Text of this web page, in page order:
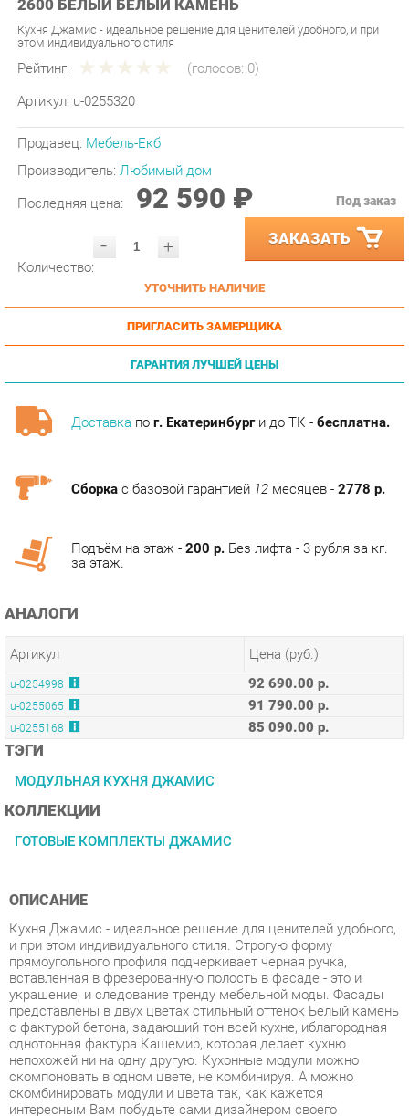
Кухня Джамис - идеальное решение для ценителей удобного, и при
Рейтинг:
Артикул: u-0255320
Производитель:Любимый дом
Последняя цена: 92 590 ₽
- ЗАКАЗАТЬ
УТОЧНИТЬ НАЛИЧИЕ
ПРИГЛАСИТЬ ЗАМЕРЩИКА
ГАРАНТИЯ ЛУЧШЕЙ ЦЕНЫ
Доставкапог. Екатеринбурги до ТК -бесплатна.
АНАЛОГИ
Артикул
u-0254998 92 690.00 р.
u-0255065 91 790.00 р.
u-0255168 85 090.00 р.
ТЭГИ
МОДУЛЬНАЯ КУХНЯ ДЖАМИС
КОЛЛЕКЦИИ
ГОТОВЫЕ КОМПЛЕКТЫ ДЖАМИС
ОПИСАНИЕ
прямоугольного профиля подчеркивает черная ручка,
украшение, и следование тренду мебельной моды. Фасады
представлены в двух цветах стильный оттенок Белый камень
с фактурой бетона, задающий тон всей кухне, иблагородная
однотонная фактура Кашемир, которая делает кухню
непохожей ни на одну другую. Кухонные модули можно
скомпоновать в одном цвете, не комбинируя. А можно
скомбинировать модули и цвета так, как кажется
интересным Вам побудьте сами дизайнером своего
интерьера - это интересно и в результате будет радовать
воплощением мечты. Вставки из стекла сатин делают кухню,
более легкой, а дизайн не стандартным. Благодаря широкому
модульному ряду кухни Джамис, можно обустроить каждый